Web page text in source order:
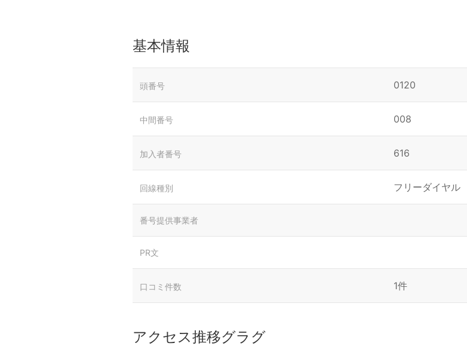
基本情報
頭番号 0120
中間番号 008
加入者番号 616
回線種別 フリーダイヤル
番号提供事業者
PR文
口コミ件数 1件
アクセス推移グラグ